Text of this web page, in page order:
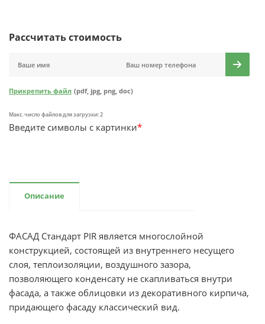
Рассчитать стоимость
Прикрепить файл (pdf, jpg, png, doc)
Макс. число файлов для загрузки: 2
Введите символы с картинки*
Описание
ФАСАД Стандарт PIR является многослойной
конструкцией, состоящей из внутреннего несущего
слоя, теплоизоляции, воздушного зазора,
позволяющего конденсату не скапливаться внутри
фасада, а также облицовки из декоративного кирпича,
придающего фасаду классический вид.